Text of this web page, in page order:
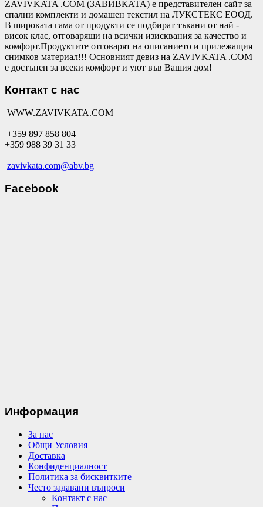
ZAVIVKATA .COM (ЗАВИВКАТА) е представителен сайт за
спални комплекти и домашен текстил на ЛУКСТЕКС ЕООД.
В широката гама от продукти се подбират тъкани от най -
висок клас, отговарящи на всички изисквания за качество и
комфорт.Продуктите отговарят на описанието и прилежащия
снимков материал!!! Основният девиз на ZAVIVKATA .COM
е достъпен за всеки комфорт и уют във Вашия дом!
Контакт с нас
WWW.ZAVIVKATA.COM
+359 897 858 804
+359 988 39 31 33
zavivkata.com@abv.bg
Facebook
Информация
За нас
Общи Условия
Доставка
Конфиденциалност
Политика за бисквитките
Често задавани въпроси
Контакт с нас